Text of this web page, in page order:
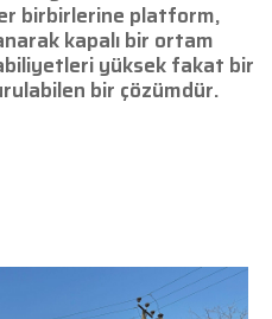
birbirlerine platform,
kapalı bir ortam
yüksek fakat bir
bir çözümdür.